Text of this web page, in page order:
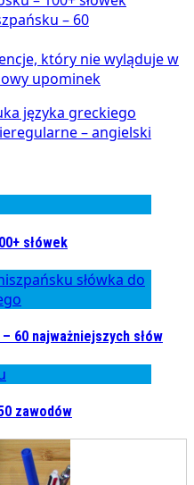
– 60
który nie wyląduje w
upominek
języka greckiego
– angielski
słówek
60 najważniejszych słów
zawodów